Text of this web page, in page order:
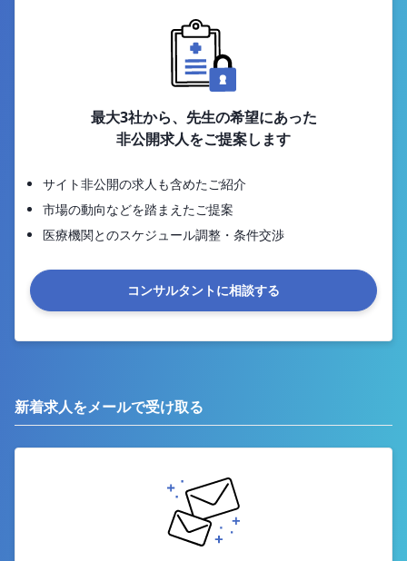
最大3社から、先生の希望にあった
非公開求人をご提案します
サイト非公開の求人も含めたご紹介
市場の動向などを踏まえたご提案
医療機関とのスケジュール調整・条件交渉
コンサルタントに相談する
新着求人をメールで受け取る